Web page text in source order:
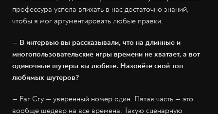
профессура успела впихать в нас достаточно знаний,
чтобы я мог аргументировать любые правки.
— В интервью вы рассказывали, что на длинные и
многопользовательские игры времени не хватает, а вот
одиночные шутеры вы любите. Назовёте свой топ
любимых шутеров?
— Far Cry — уверенный номер один. Пятая часть — это
вообще шедевр на все времена. Такую сценарную